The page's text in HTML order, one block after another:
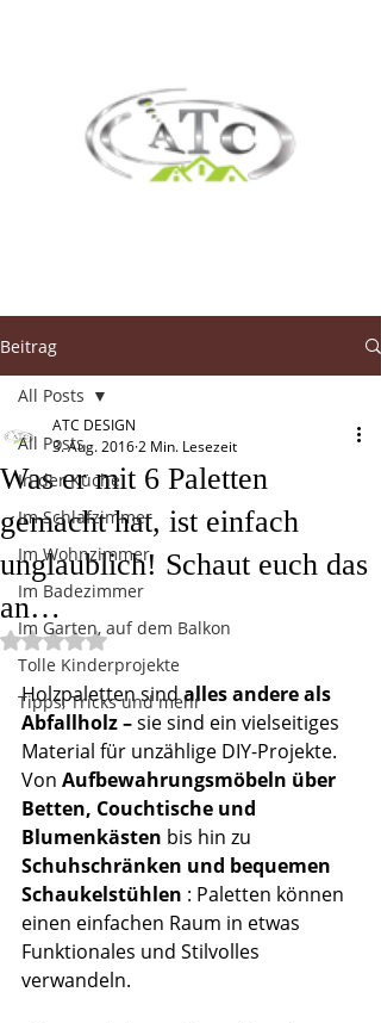
Beitrag
All Posts
In der Küche
Im Schlafzimmer
Im Wohnzimmer
Im Badezimmer
Im Garten, auf dem Balkon
Tolle Kinderprojekte
Tipps, Tricks und mehr
All Posts
Was er mit 6 Paletten
gemacht hat, ist einfach
unglaublich! Schaut euch das
an…
ATC DESIGN
3. Aug. 20162 Min. Lesezeit
Mit NaN von 5 Sternen bewertet.
Holzpaletten sind alles andere als
Abfallholz – sie sind ein vielseitiges
Material für unzählige DIY-Projekte.
Von Aufbewahrungsmöbeln über
Betten, Couchtische und
Blumenkästen bis hin zu
Schuhschränken und bequemen
Schaukelstühlen : Paletten können
einen einfachen Raum in etwas
Funktionales und Stilvolles
verwandeln.